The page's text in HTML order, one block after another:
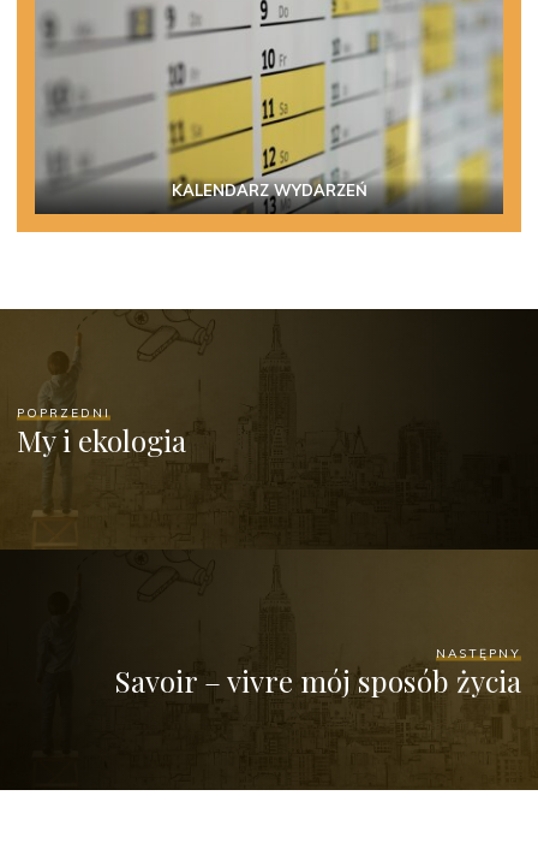
KALENDARZ WYDARZEŃ
POPRZEDNI
My i ekologia
NASTĘPNY
Savoir – vivre mój sposób życia